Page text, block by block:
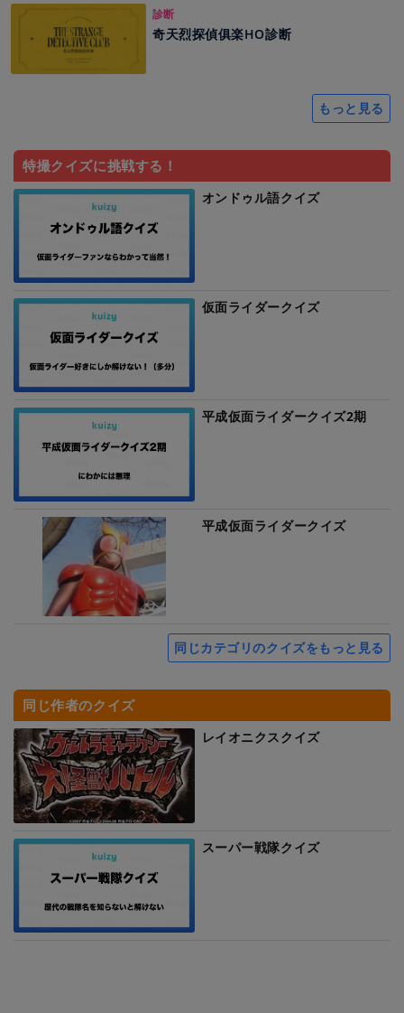
診断
奇天烈探偵俱楽HO診断
もっと見る
特撮クイズに挑戦する！
オンドゥル語クイズ
仮面ライダークイズ
平成仮面ライダークイズ2期
平成仮面ライダークイズ
同じカテゴリのクイズをもっと見る
同じ作者のクイズ
レイオニクスクイズ
スーパー戦隊クイズ